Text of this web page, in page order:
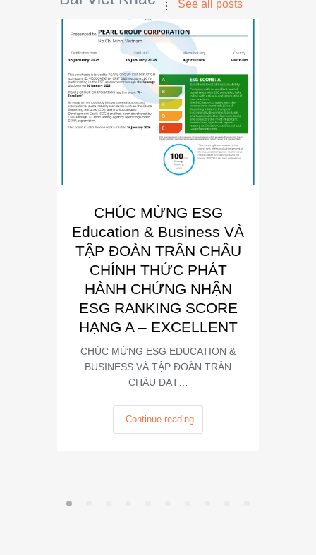
See all posts
CHÚC MỪNG ESG
Education & Business VÀ
TẬP ĐOÀN TRÂN CHÂU
CHÍNH THỨC PHÁT
HÀNH CHỨNG NHẬN
ESG RANKING SCORE
HẠNG A – EXCELLENT
CHÚC MỪNG ESG EDUCATION &
BUSINESS VÀ TẬP ĐOÀN TRÂN
CHÂU ĐẠT…
Continue reading